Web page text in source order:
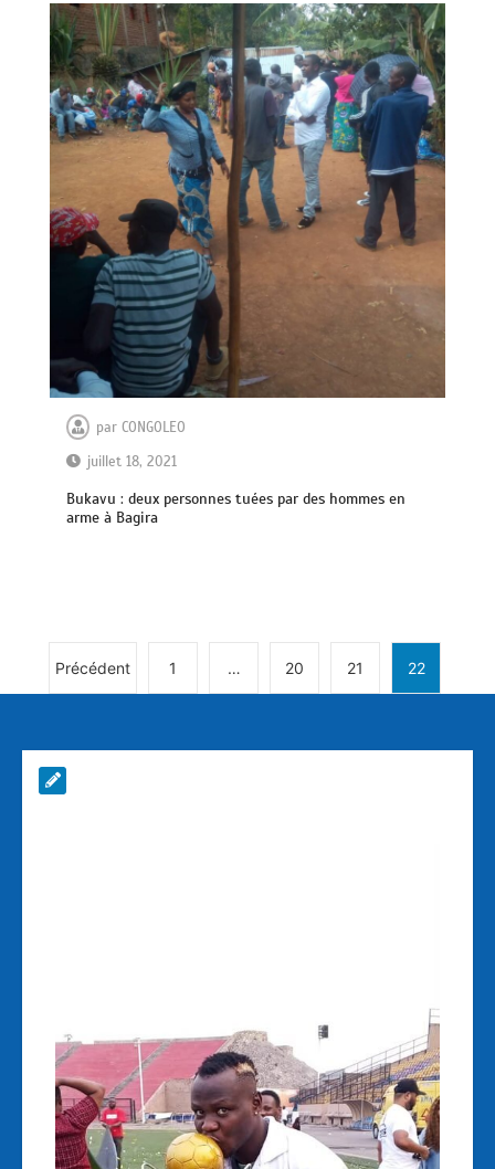
parCONGOLEO
juillet 18, 2021
Bukavu : deux personnes tuées par des hommes en
arme à Bagira
Précédent 1 … 20 21 22